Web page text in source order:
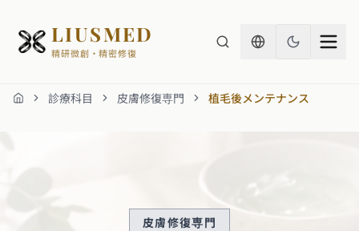
LIUSMED
精研微創・精密修復
ホーム 診療科目 皮膚修復専門 植毛後メンテナンス
皮膚修復専門